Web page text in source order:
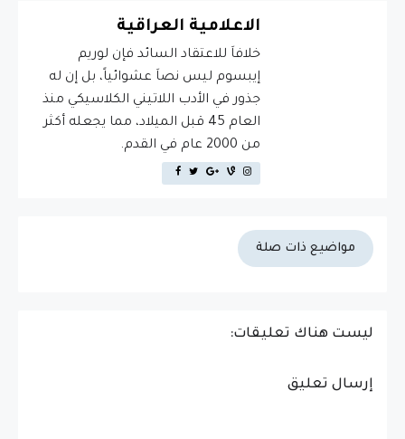
الاعلامية العراقية
خلافاَ للاعتقاد السائد فإن لوريم
إيبسوم ليس نصاَ عشوائياً، بل إن له
جذور في الأدب اللاتيني الكلاسيكي منذ
العام 45 قبل الميلاد، مما يجعله أكثر
من 2000 عام في القدم.
مواضيع ذات صلة
ليست هناك تعليقات:
إرسال تعليق